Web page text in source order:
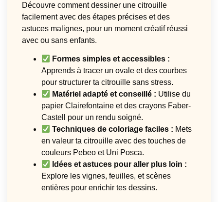
Découvre comment dessiner une citrouille
facilement avec des étapes précises et des
astuces malignes, pour un moment créatif réussi
avec ou sans enfants.
Formes simples et accessibles :
Apprends à tracer un ovale et des courbes
pour structurer ta citrouille sans stress.
Matériel adapté et conseillé : Utilise du
papier Clairefontaine et des crayons Faber-
Castell pour un rendu soigné.
Techniques de coloriage faciles : Mets
en valeur ta citrouille avec des touches de
couleurs Pebeo et Uni Posca.
Idées et astuces pour aller plus loin :
Explore les vignes, feuilles, et scènes
entières pour enrichir tes dessins.